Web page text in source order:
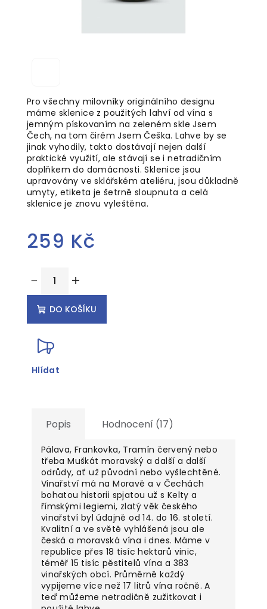
Pro všechny milovníky originálního designu
máme sklenice z použitých lahví od vína s
jemným pískovaním na zeleném skle Jsem
Čech, na tom čirém Jsem Češka. Lahve by se
jinak vyhodily, takto dostávají nejen další
praktické využití, ale stávají se i netradičním
doplňkem do domácnosti. Sklenice jsou
upravovány ve sklářském ateliéru, jsou důkladně
umyty, etiketa je šetrně sloupnuta a celá
sklenice je znovu vyleštěna.
259 Kč
cena:
+
−
DO KOŠÍKU
Hlídat
Popis Hodnocení (17)
Pálava, Frankovka, Tramín červený nebo
třeba Muškát moravský a další a další
odrůdy, ať už původní nebo vyšlechtěné.
Vinařství má na Moravě a v Čechách
bohatou historii spjatou už s Kelty a
římskými legiemi, zlatý věk českého
vinařství byl údajně od 14. do 16. století.
Kvalitní a ve světě vyhlášená jsou ale
česká a moravská vína i dnes. Máme v
republice přes 18 tisíc hektarů vinic,
téměř 15 tisíc pěstitelů vína a 383
vinařských obcí. Průměrně každý
vypijeme více než 17 litrů vína ročně. A
teď můžeme netradičně zužitkovat i